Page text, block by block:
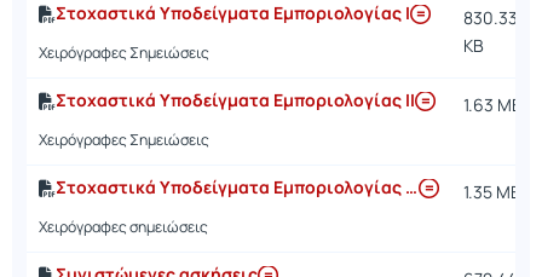
Στοχαστικά Υποδείγματα Εμποριολογίας Ι
Χειρόγραφες Σημειώσεις
830.33
KB
Στοχαστικά Υποδείγματα Εμποριολογίας ΙΙ
Χειρόγραφες Σημειώσεις
1.63 MB
Στοχαστικά Υποδείγματα Εμποριολογίας ΙΙΙ - ΝΕΟ
Χειρόγραφες σημειώσεις
1.35 MB